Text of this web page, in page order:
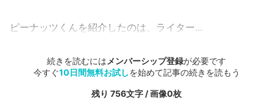
ピーナッツくんを紹介したのは、ライター...
続きを読むには メンバーシップ登録が必要です
今すぐ10日間無料お試しを始めて記事の続きを読もう
残り 756文字 / 画像0枚